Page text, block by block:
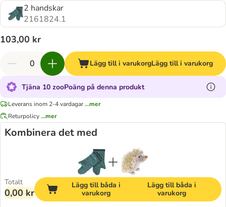
2 handskar
2161824.1
103,00 kr
Lägg till i varukorgLägg till i varukorg
Tjäna 10 zooPoäng på denna produkt
Leverans inom 2-4 vardagar...mer
Returpolicy...mer
Kombinera det med
Totalt
0,00 kr
Lägg till båda i
varukorg
Lägg till båda i
varukorg